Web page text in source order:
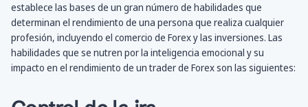
establece las bases de un gran número de habilidades que
determinan el rendimiento de una persona que realiza cualquier
profesión, incluyendo el comercio de Forex y las inversiones. Las
habilidades que se nutren por la inteligencia emocional y su
impacto en el rendimiento de un trader de Forex son las siguientes: